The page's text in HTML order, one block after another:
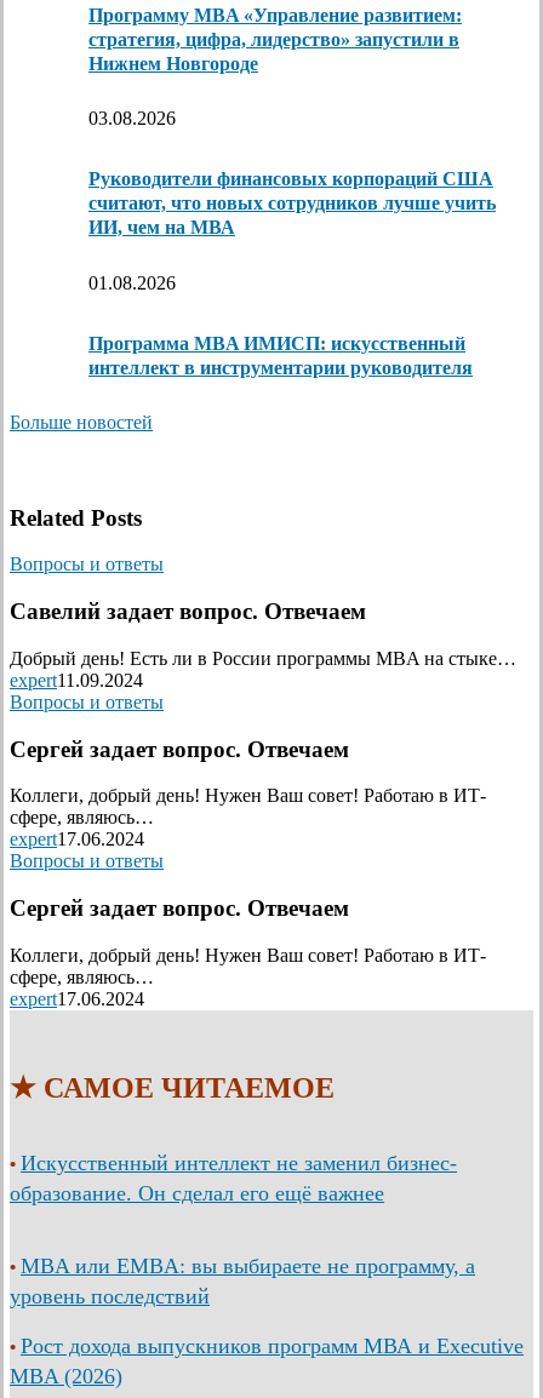
Программу MBA «Управление развитием:
стратегия, цифра, лидерство» запустили в
Нижнем Новгороде
03.08.2026
Руководители финансовых корпораций США
считают, что новых сотрудников лучше учить
ИИ, чем на МВА
01.08.2026
Программа MBA ИМИСП: искусственный
интеллект в инструментарии руководителя
Больше новостей
Related Posts
Вопросы и ответы
Савелий задает вопрос. Отвечаем
Добрый день! Есть ли в России программы MBA на стыке…
expert11.09.2024
Вопросы и ответы
Сергей задает вопрос. Отвечаем
Коллеги, добрый день! Нужен Ваш совет! Работаю в ИТ-
сфере, являюсь…
expert17.06.2024
Вопросы и ответы
Сергей задает вопрос. Отвечаем
Коллеги, добрый день! Нужен Ваш совет! Работаю в ИТ-
сфере, являюсь…
expert17.06.2024
★ САМОЕ ЧИТАЕМОЕ
• Искусственный интеллект не заменил бизнес-
образование. Он сделал его ещё важнее
• MBA или EMBA: вы выбираете не программу, а
уровень последствий
• Рост дохода выпускников программ МВА и Executive
MBA (2026)